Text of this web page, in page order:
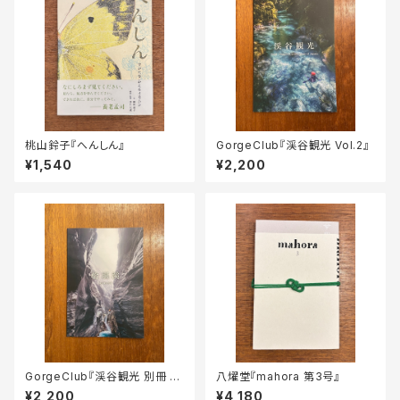
桃山鈴子『へんしん』
¥1,540
GorgeClub『渓谷観光 Vol.2』
¥2,200
GorgeClub『渓谷観光 別冊 恰
堪溪』
¥2,200
八燿堂『mahora 第3号』
¥4,180